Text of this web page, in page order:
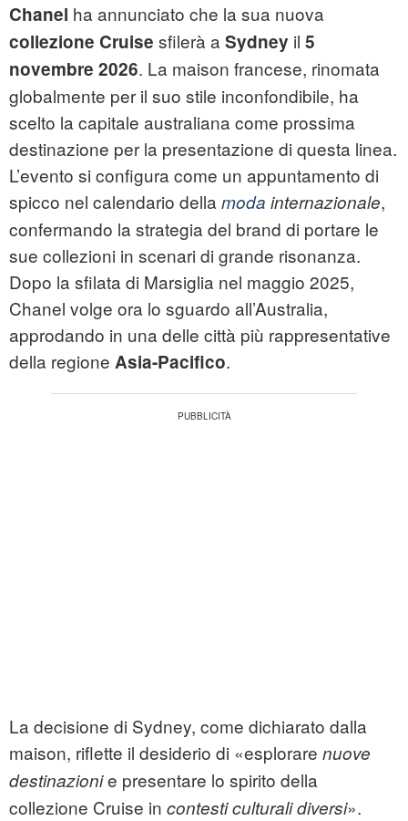
Chanel ha annunciato che la sua nuova
collezione Cruise sfilerà a Sydney il 5
novembre 2026. La maison francese, rinomata
globalmente per il suo stile inconfondibile, ha
scelto la capitale australiana come prossima
destinazione per la presentazione di questa linea.
L’evento si configura come un appuntamento di
spicco nel calendario della moda internazionale,
confermando la strategia del brand di portare le
sue collezioni in scenari di grande risonanza.
Dopo la sfilata di Marsiglia nel maggio 2025,
Chanel volge ora lo sguardo all’Australia,
approdando in una delle città più rappresentative
della regione Asia-Pacifico.
La decisione di Sydney, come dichiarato dalla
maison, riflette il desiderio di «esplorare nuove
destinazionie presentare lo spirito della
collezione Cruise in contesti culturali diversi».